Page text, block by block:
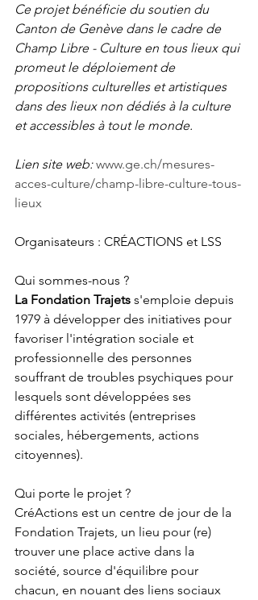
Ce projet bénéficie du soutien du
Canton de Genève dans le cadre de
Champ Libre - Culture en tous lieux qui
promeut le déploiement de
propositions culturelles et artistiques
dans des lieux non dédiés à la culture
et accessibles à tout le monde.
Lien site web: www.ge.ch/mesures-
acces-culture/champ-libre-culture-tous-
lieux
Organisateurs : CRÉACTIONS et LSS
Qui sommes-nous ?
La Fondation Trajets s'emploie depuis
1979 à développer des initiatives pour
favoriser l'intégration sociale et
professionnelle des personnes
souffrant de troubles psychiques pour
lesquels sont développées ses
différentes activités (entreprises
sociales, hébergements, actions
citoyennes).
Qui porte le projet ?
CréActions est un centre de jour de la
Fondation Trajets, un lieu pour (re)
trouver une place active dans la
société, source d'équilibre pour
chacun, en nouant des liens sociaux